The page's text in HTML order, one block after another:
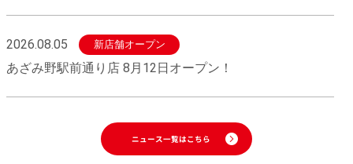
2026.08.05 新店舗オープン
あざみ野駅前通り店 8月12日オープン！
ニュース一覧はこちら